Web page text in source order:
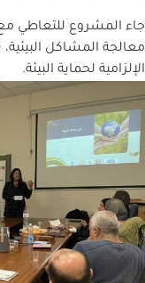
المشروع للتعاطي مع
المشاكل البيئية،
لحماية البيئة.